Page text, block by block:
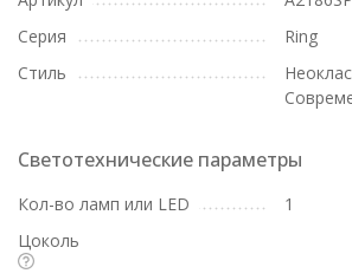
Серия
Ring
Стиль
Светотехнические параметры
Кол-во ламп или LED
1
Цоколь